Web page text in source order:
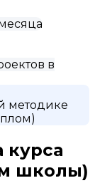
в
методике
курса
школы)